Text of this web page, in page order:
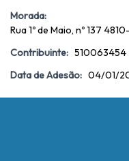
Morada:
Rua 1º de Maio, nº 137
Contribuinte: 510063454
Data de Adesão: 04/01/